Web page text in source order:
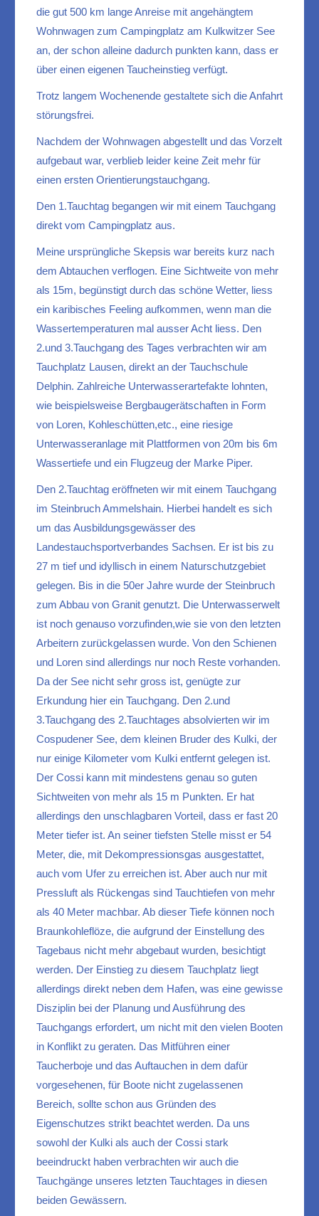
die gut 500 km lange Anreise mit angehängtem
Wohnwagen zum Campingplatz am Kulkwitzer See
an, der schon alleine dadurch punkten kann, dass er
über einen eigenen Taucheinstieg verfügt.
Trotz langem Wochenende gestaltete sich die Anfahrt
störungsfrei.
Nachdem der Wohnwagen abgestellt und das Vorzelt
aufgebaut war, verblieb leider keine Zeit mehr für
einen ersten Orientierungstauchgang.
Den 1.Tauchtag begangen wir mit einem Tauchgang
direkt vom Campingplatz aus.
Meine ursprüngliche Skepsis war bereits kurz nach
dem Abtauchen verflogen. Eine Sichtweite von mehr
als 15m, begünstigt durch das schöne Wetter, liess
ein karibisches Feeling aufkommen, wenn man die
Wassertemperaturen mal ausser Acht liess. Den
2.und 3.Tauchgang des Tages verbrachten wir am
Tauchplatz Lausen, direkt an der Tauchschule
Delphin. Zahlreiche Unterwasserartefakte lohnten,
wie beispielsweise Bergbaugerätschaften in Form
von Loren, Kohleschütten,etc., eine riesige
Unterwasseranlage mit Plattformen von 20m bis 6m
Wassertiefe und ein Flugzeug der Marke Piper.
Den 2.Tauchtag eröffneten wir mit einem Tauchgang
im Steinbruch Ammelshain. Hierbei handelt es sich
um das Ausbildungsgewässer des
Landestauchsportverbandes Sachsen. Er ist bis zu
27 m tief und idyllisch in einem Naturschutzgebiet
gelegen. Bis in die 50er Jahre wurde der Steinbruch
zum Abbau von Granit genutzt. Die Unterwasserwelt
ist noch genauso vorzufinden,wie sie von den letzten
Arbeitern zurückgelassen wurde. Von den Schienen
und Loren sind allerdings nur noch Reste vorhanden.
Da der See nicht sehr gross ist, genügte zur
Erkundung hier ein Tauchgang. Den 2.und
3.Tauchgang des 2.Tauchtages absolvierten wir im
Cospudener See, dem kleinen Bruder des Kulki, der
nur einige Kilometer vom Kulki entfernt gelegen ist.
Der Cossi kann mit mindestens genau so guten
Sichtweiten von mehr als 15 m Punkten. Er hat
allerdings den unschlagbaren Vorteil, dass er fast 20
Meter tiefer ist. An seiner tiefsten Stelle misst er 54
Meter, die, mit Dekompressionsgas ausgestattet,
auch vom Ufer zu erreichen ist. Aber auch nur mit
Pressluft als Rückengas sind Tauchtiefen von mehr
als 40 Meter machbar. Ab dieser Tiefe können noch
Braunkohleflöze, die aufgrund der Einstellung des
Tagebaus nicht mehr abgebaut wurden, besichtigt
werden. Der Einstieg zu diesem Tauchplatz liegt
allerdings direkt neben dem Hafen, was eine gewisse
Disziplin bei der Planung und Ausführung des
Tauchgangs erfordert, um nicht mit den vielen Booten
in Konflikt zu geraten. Das Mitführen einer
Taucherboje und das Auftauchen in dem dafür
vorgesehenen, für Boote nicht zugelassenen
Bereich, sollte schon aus Gründen des
Eigenschutzes strikt beachtet werden. Da uns
sowohl der Kulki als auch der Cossi stark
beeindruckt haben verbrachten wir auch die
Tauchgänge unseres letzten Tauchtages in diesen
beiden Gewässern.